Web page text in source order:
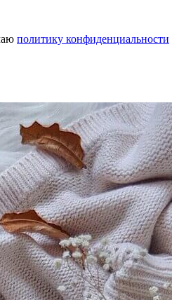
политику конфиденциальности